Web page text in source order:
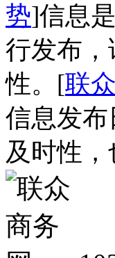
势]信息
行发布
性。[联
信息发
及时性